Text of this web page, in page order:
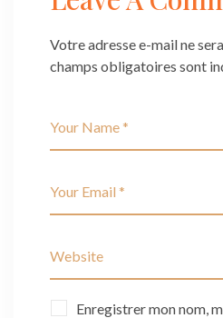
Votre adresse e-mail ne
champs obligatoires sont
Enregistrer mon nom,